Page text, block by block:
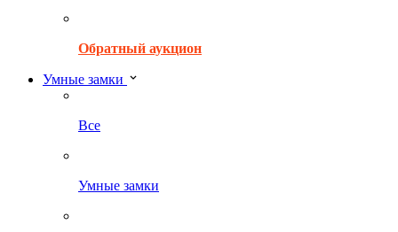
Обратный аукцион
Умные замки
Все
Умные замки